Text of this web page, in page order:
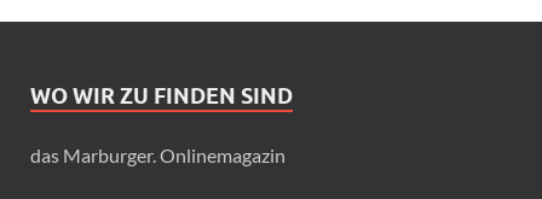
WO WIR ZU FINDEN SIND
das Marburger. Onlinemagazin